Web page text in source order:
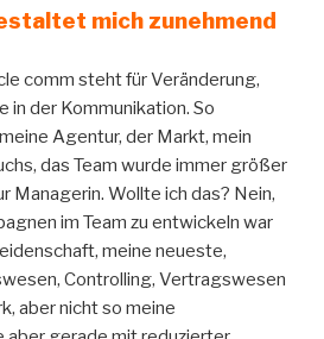
mich zunehmend
comm steht für Veränderung,
in der Kommunikation. So
Agentur, der Markt, mein
das Team wurde immer größer
Managerin. Wollte ich das? Nein,
im Team zu entwickeln war
meine neueste,
Controlling, Vertragswesen
aber nicht so meine